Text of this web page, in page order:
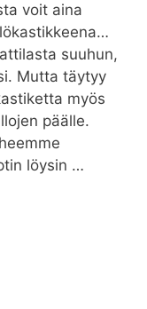
voit aina
suuhun,
Mutta täytyy
myös
päälle.
löysin …